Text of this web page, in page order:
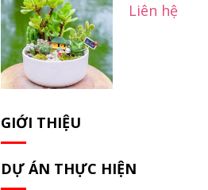
Liên hệ
GIỚI THIỆU
DỰ ÁN THỰC HIỆN